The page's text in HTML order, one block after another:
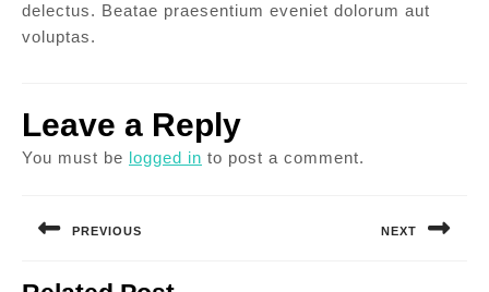
delectus. Beatae praesentium eveniet dolorum aut
voluptas.
Leave a Reply
You must be logged in to post a comment.
navigation
PREVIOUS NEXT